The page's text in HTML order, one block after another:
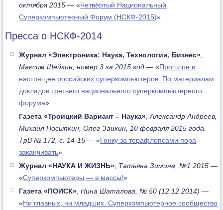
октября 2015 — «Четвёртый Национальный
Суперкомпьютерный Форум (НСКФ-2015)»
Пресса о НСКФ-2014
Журнал «Электроника: Наука, Технологии, Бизнес»
Максим Шейкин, номер 3 за 2015 год — «Прошлое и
настоящее российских суперкомпьютеров. По материалам
докладов третьего национального суперкомпьютерного
форума»
Газета «Троицкий Вариант – Наука» ,Александр Андреев,
Михаил Посыпкин, Олег Заикин, 10 февраля 2015 года.
ТрВ № 172, c. 14-15 — «Гонку за терафлопсами пора
заканчивать»
Журнал «НАУКА И ЖИЗНЬ» Татьяна Зимина, №1 2015 —
«Суперкомпьютеры — в массы!»
Газета «ПОИСК» ,Нина Шаталова, № 50 (12.12.2014) —
«Ни главных, ни младших. Суперкомпьютерное сообщество